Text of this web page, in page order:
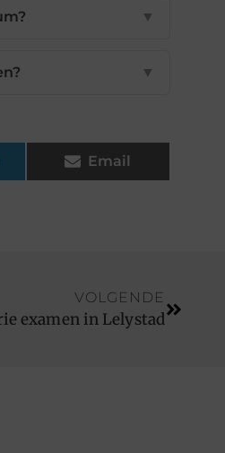
▼
▼
Email
VOLGENDE
examen in Lelystad